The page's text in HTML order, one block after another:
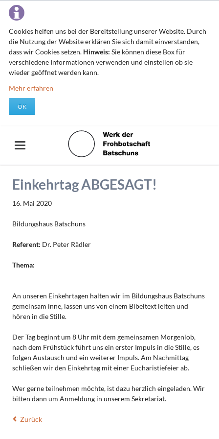
Cookies helfen uns bei der Bereitstellung unserer Website. Durch
die Nutzung der Website erklären Sie sich damit einverstanden,
dass wir Cookies setzen. Hinweis: Sie können diese Box für
verschiedene Informationen verwenden und einstellen ob sie
wieder geöffnet werden kann.
Mehr erfahren
OK
Einkehrtag ABGESAGT!
16. Mai 2020
Bildungshaus Batschuns
Referent: Dr. Peter Rädler
Thema:
An unseren Einkehrtagen halten wir im Bildungshaus Batschuns
gemeinsam inne, lassen uns von einem Bibeltext leiten und
hören in die Stille.
Der Tag beginnt um 8 Uhr mit dem gemeinsamen Morgenlob,
nach dem Frühstück führt uns ein erster Impuls in die Stille, es
folgen Austausch und ein weiterer Impuls. Am Nachmittag
schließen wir den Einkehrtag mit einer Eucharistiefeier ab.
Wer gerne teilnehmen möchte, ist dazu herzlich eingeladen. Wir
bitten dann um Anmeldung in unserem Sekretariat.
Zurück